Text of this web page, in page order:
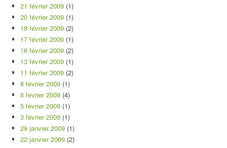
21 février 2009 (1)
20 février 2009 (1)
18 février 2009 (2)
17 février 2009 (1)
16 février 2009 (2)
13 février 2009 (1)
11 février 2009 (2)
8 février 2009 (1)
6 février 2009 (4)
5 février 2009 (1)
3 février 2009 (1)
29 janvier 2009 (1)
22 janvier 2009 (2)